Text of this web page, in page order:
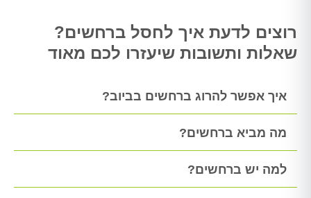
רוצים לדעת איך לחסל ברחשים?
שאלות ותשובות שיעזרו לכם מאוד
איך אפשר להרוג ברחשים בביוב?
מה מביא ברחשים?
למה יש ברחשים?